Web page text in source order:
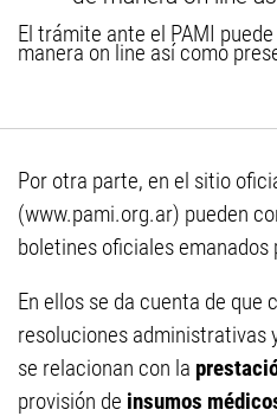
El trámite ante el PAMI
manera on line así como
Por otra parte, en el sitio
(www.pami.org.ar) pueden
boletines oficiales
En ellos se da cuenta de que
resoluciones administrativas
se relacionan con la
provisión de insumos